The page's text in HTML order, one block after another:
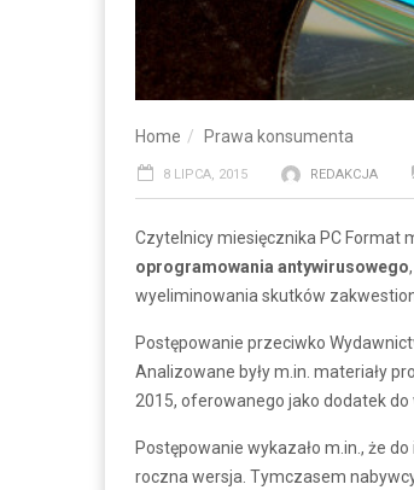
Home Prawa konsumenta
8 LIPCA, 2015 REDAKCJA
Czytelnicy miesięcznika PC Format
oprogramowania antywirusowego
wyeliminowania skutków
Postępowanie przeciwko
Analizowane były m.in. materiały
2015, oferowanego jako dodatek do
Postępowanie wykazało m.in., że
roczna wersja. Tymczasem